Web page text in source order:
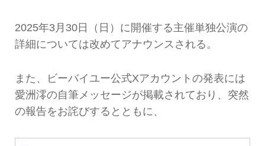
2025年3月30日（日）に開催する主催単独公演の
詳細については改めてアナウンスされる。
また、ビーバイユー公式Xアカウントの発表には
愛洲澪の自筆メッセージが掲載されており、突然
の報告をお詫びするとともに、